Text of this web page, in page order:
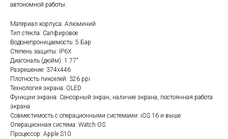
автономной работы.
Материал корпуса: Алюминий
Тип стекла: Сапфировое
Водонепроницаемость: 5 Бар
Степень защиты: IP6X
Диагональ (дюйм): 1.77"
Разрешение: 374x446
Плотность пикселей: 326 ppi
Технология экрана: OLED
Функции экрана: Сенсорный экран, наличие экрана, постоянная работа
экрана
Совместимость с операционными системами: iOS 16 и выше
Операционная система: Watch OS
Процессор: Apple S10